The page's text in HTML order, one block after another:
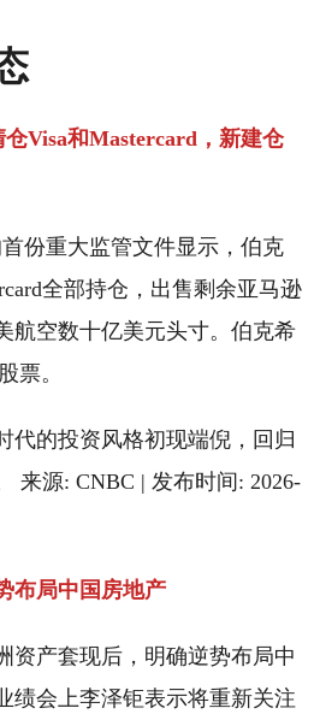
Visa和Mastercard，新建仓
首份重大监管文件显示，伯克
全部持仓，出售剩余亚马逊
航空数十亿美元头寸。伯克希
票。
代的投资风格初现端倪，回归
来源: CNBC | 发布时间: 2026-
布局中国房地产
资产套现后，明确逆势布局中
绩会上李泽钜表示将重新关注